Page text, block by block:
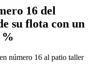
16 del
su flota con un
%
número 16 al patio taller